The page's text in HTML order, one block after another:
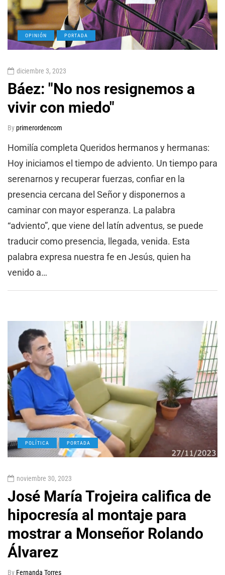
OPINIÓN PORTADA
diciembre 3, 2023
Báez: "No nos resignemos a
vivir con miedo"
Byprimerordencom
Homilía completa Queridos hermanos y hermanas:
Hoy iniciamos el tiempo de adviento. Un tiempo para
serenarnos y recuperar fuerzas, confiar en la
presencia cercana del Señor y disponernos a
caminar con mayor esperanza. La palabra
“adviento”, que viene del latín adventus, se puede
traducir como presencia, llegada, venida. Esta
palabra expresa nuestra fe en Jesús, quien ha
venido a…
POLÍTICA PORTADA
noviembre 30, 2023
José María Trojeira califica de
hipocresía al montaje para
mostrar a Monseñor Rolando
Álvarez
By Fernanda Torres